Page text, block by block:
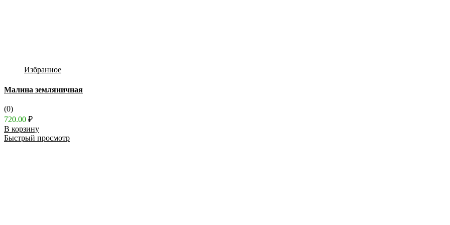
Избранное
Малина земляничная
(0)
720.00 ₽
В корзину
Быстрый просмотр